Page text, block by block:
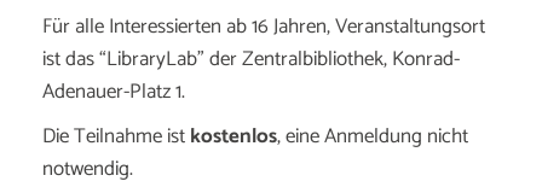
Für alle Interessierten ab 16 Jahren, Veranstaltungsort
ist das “LibraryLab” der Zentralbibliothek, Konrad-
Adenauer-Platz 1.
Die Teilnahme istkostenlos, eine Anmeldung nicht
notwendig.